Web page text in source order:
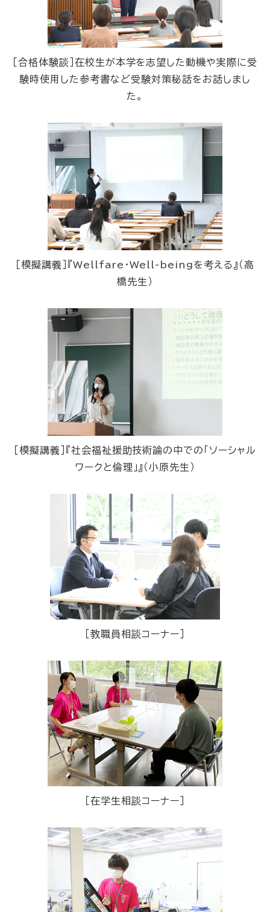
［合格体験談］在校生が本学を志望した動機や実際に受
験時使用した参考書など受験対策秘話をお話しまし
た。
［模擬講義］『Wellfare・Well-beingを考える』（高
橋先生）
［模擬講義］『社会福祉援助技術論の中での「ソーシャル
ワークと倫理」』（小原先生）
［教職員相談コーナー］
［在学生相談コーナー］